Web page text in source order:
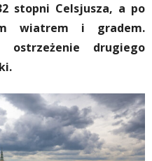
stopni Celsjusza, a po
wiatrem i gradem.
ostrzeżenie drugiego